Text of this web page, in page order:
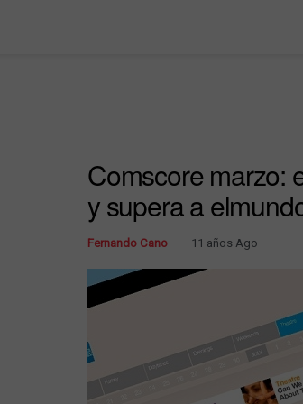
Comscore marzo:
y supera a
Fernando Cano 11 años Ago